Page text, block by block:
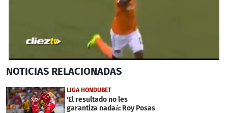
seconds
56
seconds
NOTICIAS RELACIONADAS
LIGA HONDUBET
'El resultado no les
garantiza nadaâ: Roy Posas